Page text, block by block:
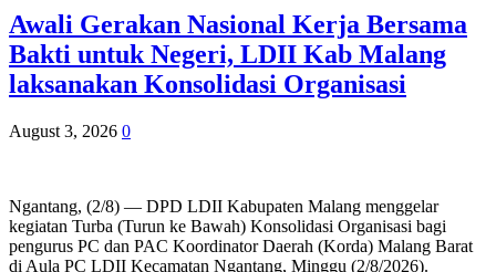
Awali Gerakan Nasional Kerja Bersama
Bakti untuk Negeri, LDII Kab Malang
laksanakan Konsolidasi Organisasi
August 3, 2026 0
Ngantang, (2/8) — DPD LDII Kabupaten Malang menggelar
kegiatan Turba (Turun ke Bawah) Konsolidasi Organisasi bagi
pengurus PC dan PAC Koordinator Daerah (Korda) Malang Barat
di Aula PC LDII Kecamatan Ngantang, Minggu (2/8/2026).